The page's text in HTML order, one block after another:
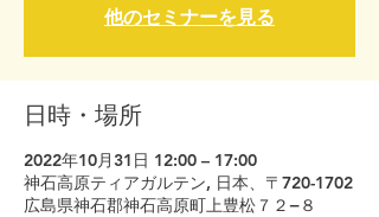
他のセミナーを見る
日時・場所
2022年10月31日 12:00 – 17:00
神石高原ティアガルテン, 日本、〒720-1702
広島県神石郡神石高原町上豊松７２−８